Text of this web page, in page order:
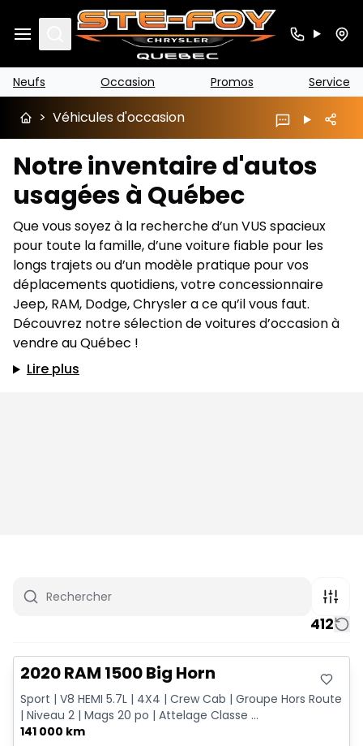
Search
Neufs Occasion Promos Service
> Véhicules d'occasion
Notre inventaire d'autos
usagées à Québec
Que vous soyez à la recherche d’un VUS spacieux
pour toute la famille, d’une voiture fiable pour les
longs trajets ou d’un modèle pratique pour vos
déplacements quotidiens, votre concessionnaire
Jeep, RAM, Dodge, Chrysler a ce qu’il vous faut.
Découvrez notre sélection de voitures d’occasion à
vendre au Québec !
Lire plus
412
2020 RAM 1500 Big Horn
Sport | V8 HEMI 5.7L | 4X4 | Crew Cab | Groupe Hors Route
| Niveau 2 | Mags 20 po | Attelage Classe ...
141 000 km